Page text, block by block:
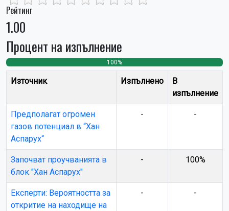
Рейтинг
1.00
Процент на изпълнение
100%
Източник Изпълнено
В
изпълнение
Предполагат огромен
газов потенциал в “Хан
Аспарух“
- -
Започват проучванията в
блок "Хан Аспарух"
- 100%
Експерти: Вероятността за
откритие на находище на
- -